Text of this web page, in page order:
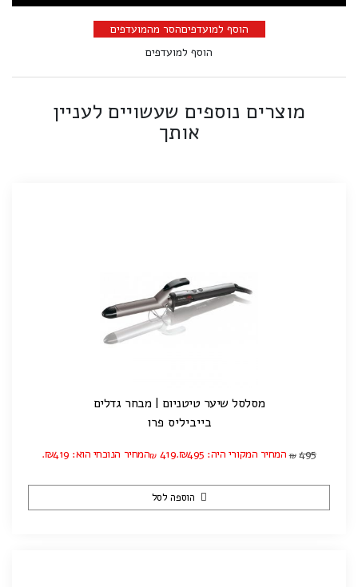
הוסף למועדפיםהסר מהמועדפים
הוסף למועדפים
מוצרים נוספים שעשויים לעניין
אותך
מסלסל שיער טיטניום | מבחר גדלים
בייביליס פרו
₪ 495 המחיר המקורי היה: ₪495. ₪ 419 המחיר הנוכחי הוא: ₪419.
הוספה לסל